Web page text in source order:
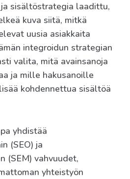
sisältöstrategia laadittu,
kuva siitä, mitkä
uusia asiakkaita
integroidun strategian
valita, mitä avainsanoja
ja mille hakusanoille
kohdennettua sisältöä
yhdistää
(SEO) ja
(SEM) vahvuudet,
yhteistyön